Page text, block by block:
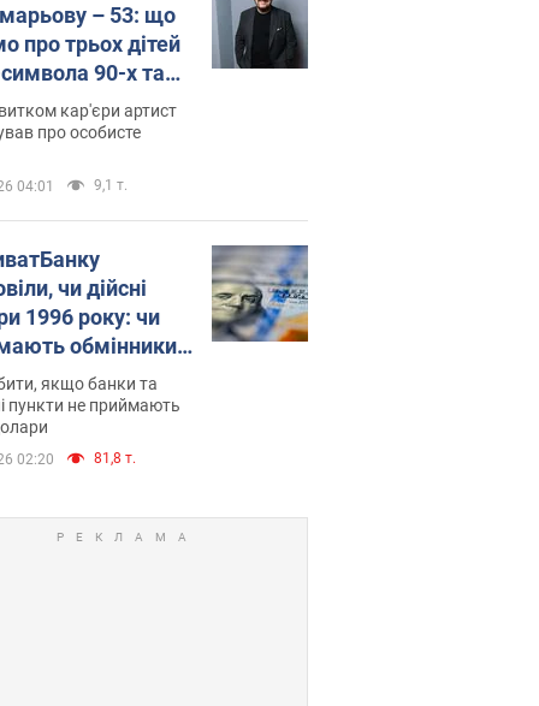
– 53: що
про трьох дітей
90-х та
вони
кар'єри артист
про особисте
04:01 9,1 т.
чи дійсні
1996 року: чи
обмінники
такі купюри
якщо банки та
пункти не приймають
02:20 81,8 т.